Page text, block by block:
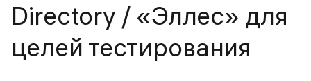
Directory / «Эллес» для
целей тестирования